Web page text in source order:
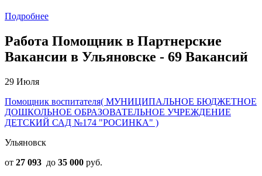
Подробнее
Работа Помощник в Партнерские
Вакансии в Ульяновске - 69 Вакансий
29 Июля
Помощник воспитателя( МУНИЦИПАЛЬНОЕ БЮДЖЕТНОЕ
ДОШКОЛЬНОЕ ОБРАЗОВАТЕЛЬНОЕ УЧРЕЖДЕНИЕ
ДЕТСКИЙ САД №174 "РОСИНКА" )
Ульяновск
от 27 093 до 35 000 руб.